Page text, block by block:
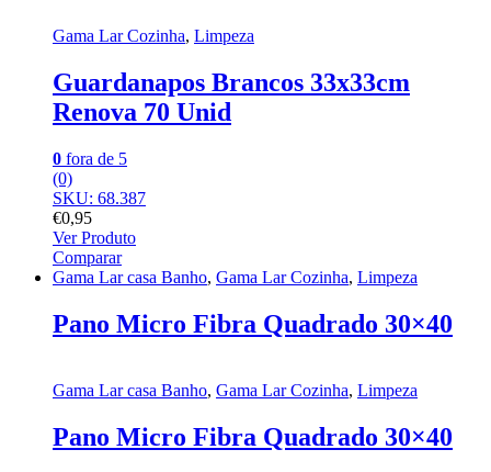
Gama Lar Cozinha, Limpeza
Guardanapos Brancos 33x33cm
Renova 70 Unid
0 fora de 5
(0)
SKU: 68.387
€0,95
Ver Produto
Comparar
Gama Lar casa Banho, Gama Lar Cozinha, Limpeza
Pano Micro Fibra Quadrado 30×40
Gama Lar casa Banho, Gama Lar Cozinha, Limpeza
Pano Micro Fibra Quadrado 30×40